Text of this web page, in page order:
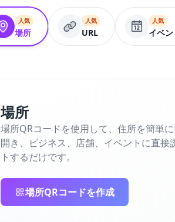
人気
場所
人気
URL
人気
イベン
場所
場所QRコードを使用して、住所を簡単
開き、ビジネス、店舗、イベントに直
トするだけです。
場所QRコードを作成